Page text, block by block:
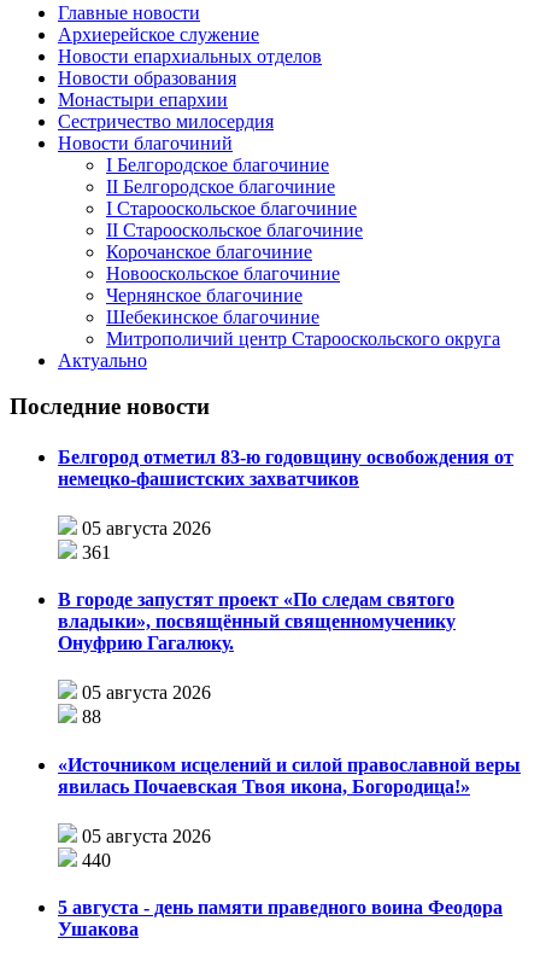
Главные новости
Архиерейское служение
Новости епархиальных отделов
Новости образования
Монастыри епархии
Сестричество милосердия
Новости благочиний
I Белгородское благочиние
II Белгородское благочиние
I Старооскольское благочиние
II Старооскольское благочиние
Корочанское благочиние
Новооскольское благочиние
Чернянское благочиние
Шебекинское благочиние
Митрополичий центр Старооскольского округа
Актуально
Последние новости
Белгород отметил 83-ю годовщину освобождения от
немецко-фашистских захватчиков
05 августа 2026
361
В городе запустят проект «По следам святого
владыки», посвящённый священномученику
Онуфрию Гагалюку.
05 августа 2026
88
«Источником исцелений и силой православной веры
явилась Почаевская Твоя икона, Богородица!»
05 августа 2026
440
5 августа - день памяти праведного воина Феодора
Ушакова